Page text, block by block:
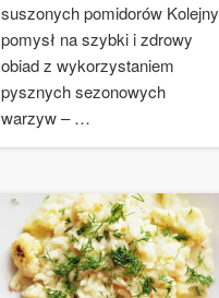
suszonych pomidorów Kolejny
pomysł na szybki i zdrowy
obiad z wykorzystaniem
pysznych sezonowych
warzyw – …